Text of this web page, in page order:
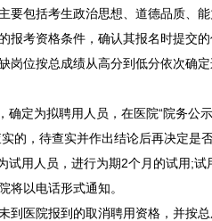
包括考生政治思想、道德品质、
考资格条件，确认其报名时提交的
位按总成绩从高分到低分依次确定
为拟聘用人员，在医院“院务公
的，待查实并作出结论后再决定是
人员，进行为期2个月的试用;试
将以电话形式通知。
医院报到的取消聘用资格，并按总